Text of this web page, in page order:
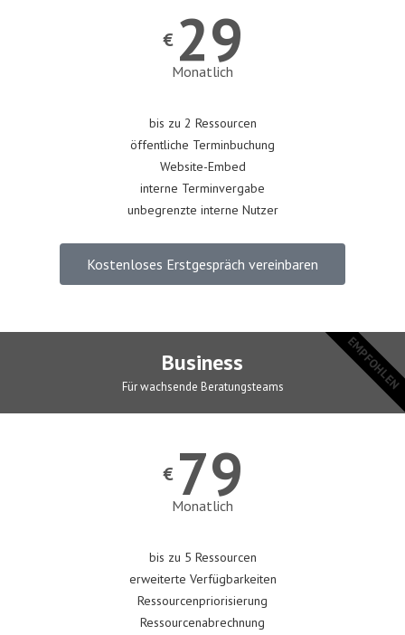
€ 29
Monatlich
bis zu 2 Ressourcen
öffentliche Terminbuchung
Website-Embed
interne Terminvergabe
unbegrenzte interne Nutzer
Kostenloses Erstgespräch vereinbaren
Business
Für wachsende Beratungsteams
€ 79
Monatlich
bis zu 5 Ressourcen
erweiterte Verfügbarkeiten
Ressourcenpriorisierung
Ressourcenabrechnung
EMPFOHLEN